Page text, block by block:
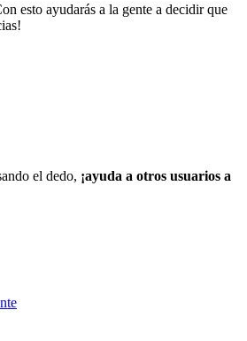
esto ayudarás a la gente a decidir que
el dedo, ¡ayuda a otros usuarios a